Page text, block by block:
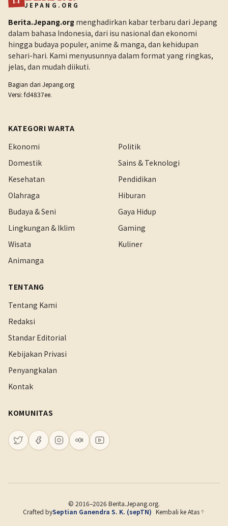
JEPANG.ORG
Berita.Jepang.org menghadirkan kabar terbaru dari Jepang
dalam bahasa Indonesia, dari isu nasional dan ekonomi
hingga budaya populer, anime & manga, dan kehidupan
sehari-hari. Kami menyusunnya dalam format yang ringkas,
jelas, dan mudah diikuti.
Bagian dari Jepang.org
Versi: fd4837ee.
KATEGORI WARTA
Ekonomi
Politik
Domestik
Sains & Teknologi
Kesehatan
Pendidikan
Olahraga
Hiburan
Budaya & Seni
Gaya Hidup
Lingkungan & Iklim
Gaming
Wisata
Kuliner
Animanga
TENTANG
Tentang Kami
Redaksi
Standar Editorial
Kebijakan Privasi
Penyangkalan
Kontak
KOMUNITAS
© 2016–2026 Berita.Jepang.org.
Crafted bySeptian Ganendra S. K. (sepTN) Kembali ke Atas